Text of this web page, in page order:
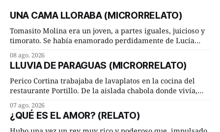
UNA CAMA LLORABA (MICRORRELATO)
Tomasito Molina era un joven, a partes iguales, juicioso y
timorato. Se había enamorado perdidamente de Lucía
ambos les iba de maravilla. Pero mantenían absoluta
discrepancia en un deseo ineluctable por parte de ella.
Lucía Arriate quería que ellos
08 ago. 2026
LLUVIA DE PARAGUAS (MICRORRELATO)
Perico Cortina trabajaba de lavaplatos en la cocina del
restaurante Portillo. De la aislada chabola donde vivía,
cuarto de hora andando a buen paso. Cierta noche,
terminada su jornada laboral caminaba él hacía su mísera
morada cundo comenzó a llover
07 ago. 2026
¿QUÉ ES EL AMOR? (RELATO)